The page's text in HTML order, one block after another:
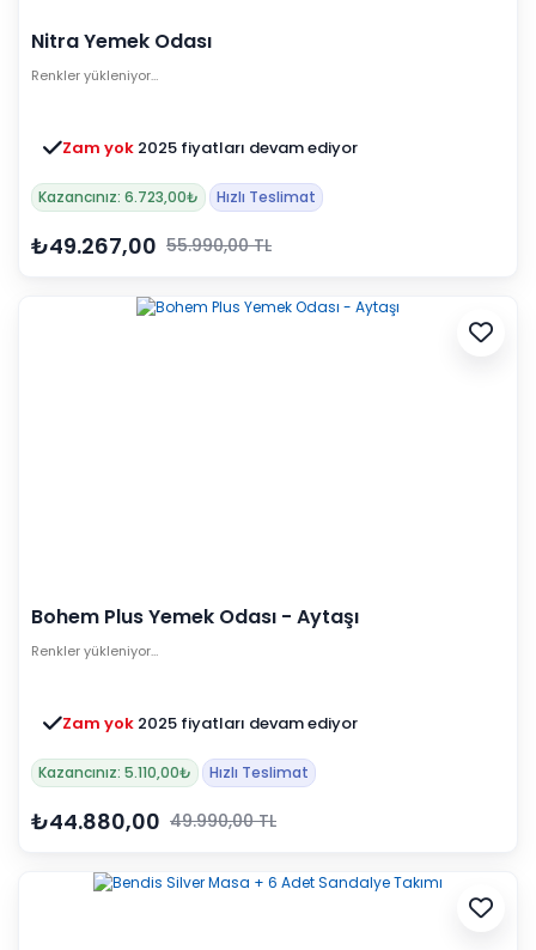
Nitra Yemek Odası
Renkler yükleniyor…
Zam yok 2025 fiyatları devam ediyor
Kazancınız: 6.723,00₺ Hızlı Teslimat
₺49.267,00 55.990,00 TL
Bohem Plus Yemek Odası - Aytaşı
Renkler yükleniyor…
Zam yok 2025 fiyatları devam ediyor
Kazancınız: 5.110,00₺ Hızlı Teslimat
₺44.880,00 49.990,00 TL